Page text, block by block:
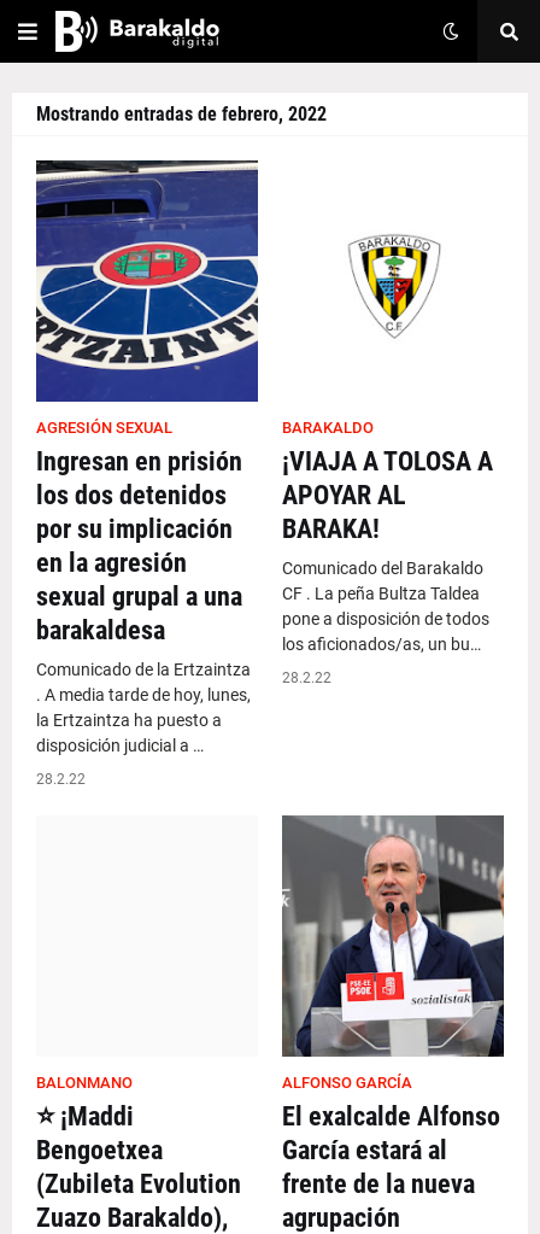
Mostrando entradas de febrero, 2022
AGRESIÓN SEXUAL
Ingresan en prisión
los dos detenidos
por su implicación
en la agresión
sexual grupal a una
barakaldesa
Comunicado de la Ertzaintza
. A media tarde de hoy, lunes,
la Ertzaintza ha puesto a
disposición judicial a …
28.2.22
BARAKALDO
¡VIAJA A TOLOSA A
APOYAR AL
BARAKA!
Comunicado del Barakaldo
CF . La peña Bultza Taldea
pone a disposición de todos
los aficionados/as, un bu…
28.2.22
BALONMANO
⭐️ ¡Maddi
Bengoetxea
(Zubileta Evolution
Zuazo Barakaldo),
ALFONSO GARCÍA
El exalcalde Alfonso
García estará al
frente de la nueva
agrupación